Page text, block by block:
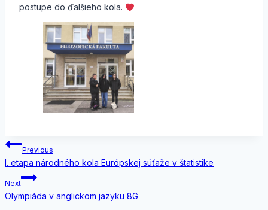
postupe do ďalšieho kola.
Navigácia
v
článku
Previous
I. etapa národného kola Európskej súťaže v štatistike
Next
Olympiáda v anglickom jazyku 8G